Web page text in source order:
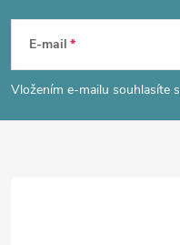
p
E-mail
Vložením e-mailu souhlasíte s